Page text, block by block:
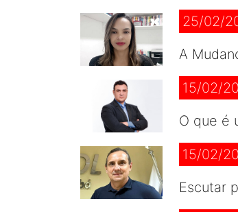
25/02/
A
15/02/
O que é
15/02/
Escutar